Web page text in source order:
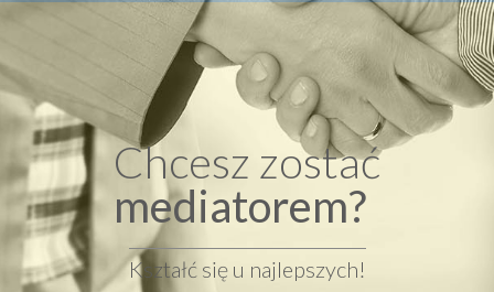
Chcesz zostać
mediatorem?
Kształć się u najlepszych!